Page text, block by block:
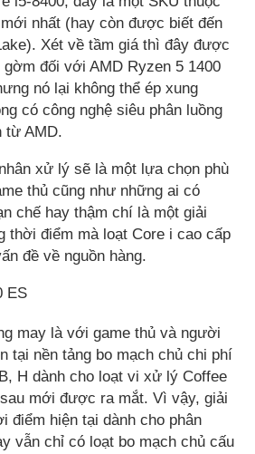
nhất (hay còn được biết đến
Xét về tầm giá thì đây được
đối với AMD Ryzen 5 1400
nó lại không thể ép xung
có công nghệ siêu phân luồng
từ AMD.
xử lý sẽ là một lựa chọn phù
thủ cũng như những ai có
chế hay thậm chí là một giải
thời điểm mà loạt Core i cao cấp
đề về nguồn hàng.
may là với game thủ và người
tại nền tảng bo mạch chủ chi phí
H dành cho loạt vi xử lý Coffee
mới được ra mắt. Vì vậy, giải
điểm hiện tại dành cho phân
vẫn chỉ có loạt bo mạch chủ cấu